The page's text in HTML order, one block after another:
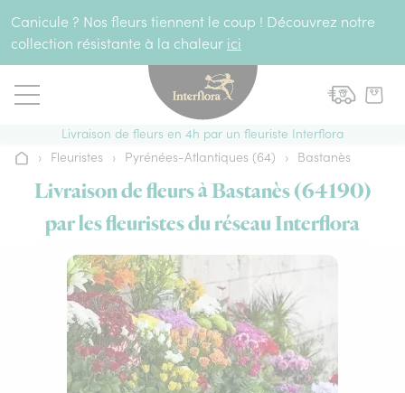
Canicule ? Nos fleurs tiennent le coup ! Découvrez notre
collection résistante à la chaleur ici
Livraison de fleurs en 4h par un fleuriste Interflora
Accueil
› Fleuristes › Pyrénées-Atlantiques (64) › Bastanès
Livraison de fleurs à Bastanès (64190)
par les fleuristes du réseau Interflora